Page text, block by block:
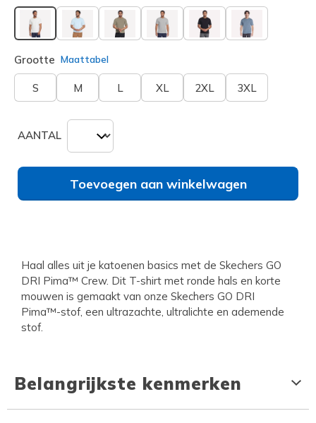
geselecteerd
Grootte Maattabel
S M L XL 2XL 3XL
AANTAL
Toevoegen aan winkelwagen
Haal alles uit je katoenen basics met de Skechers GO
DRI Pima™ Crew. Dit T-shirt met ronde hals en korte
mouwen is gemaakt van onze Skechers GO DRI
Pima™-stof, een ultrazachte, ultralichte en ademende
stof.
Belangrijkste kenmerken